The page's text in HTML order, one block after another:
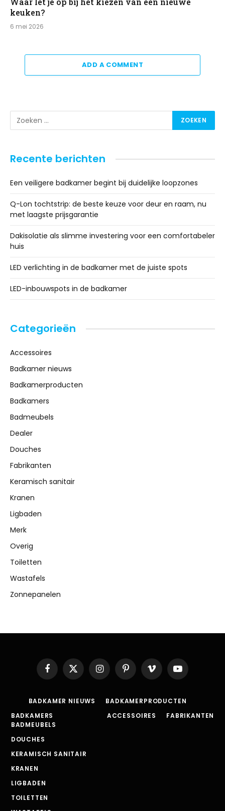
keuken?
6 mei 2026
ADD A COMMENT
Recente berichten
Een veiligere badkamer begint bij duidelijke loopzones
Q-Lon tochtstrip: de beste keuze voor deur en raam, nu
met laagste prijsgarantie
Dakisolatie als slimme investering voor een comfortabeler
huis
LED verlichting in de badkamer met de juiste spots
LED-inbouwspots in de badkamer
Categorieën
Accessoires
Badkamer nieuws
Badkamerproducten
Badkamers
Badmeubels
Dealer
Douches
Fabrikanten
Keramisch sanitair
Kranen
Ligbaden
Merk
Overig
Toiletten
Wastafels
Zonnepanelen
Facebook
X
(Twitter)
InstagramPinterestVimeo YouTube
BADKAMER NIEUWS
BADKAMERPRODUCTEN
BADKAMERS
BADMEUBELS
DOUCHES
KERAMISCH SANITAIR
KRANEN
LIGBADEN
TOILETTEN
ACCESSOIRES FABRIKANTEN